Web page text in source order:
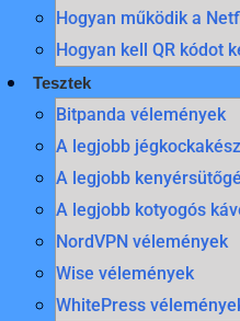
Hogyan működik a
Hogyan kell QR kódot
Tesztek
Bitpanda vélemények
A legjobb
A legjobb
A legjobb kotyogós
NordVPN vélemények
Wise vélemények
WhitePress